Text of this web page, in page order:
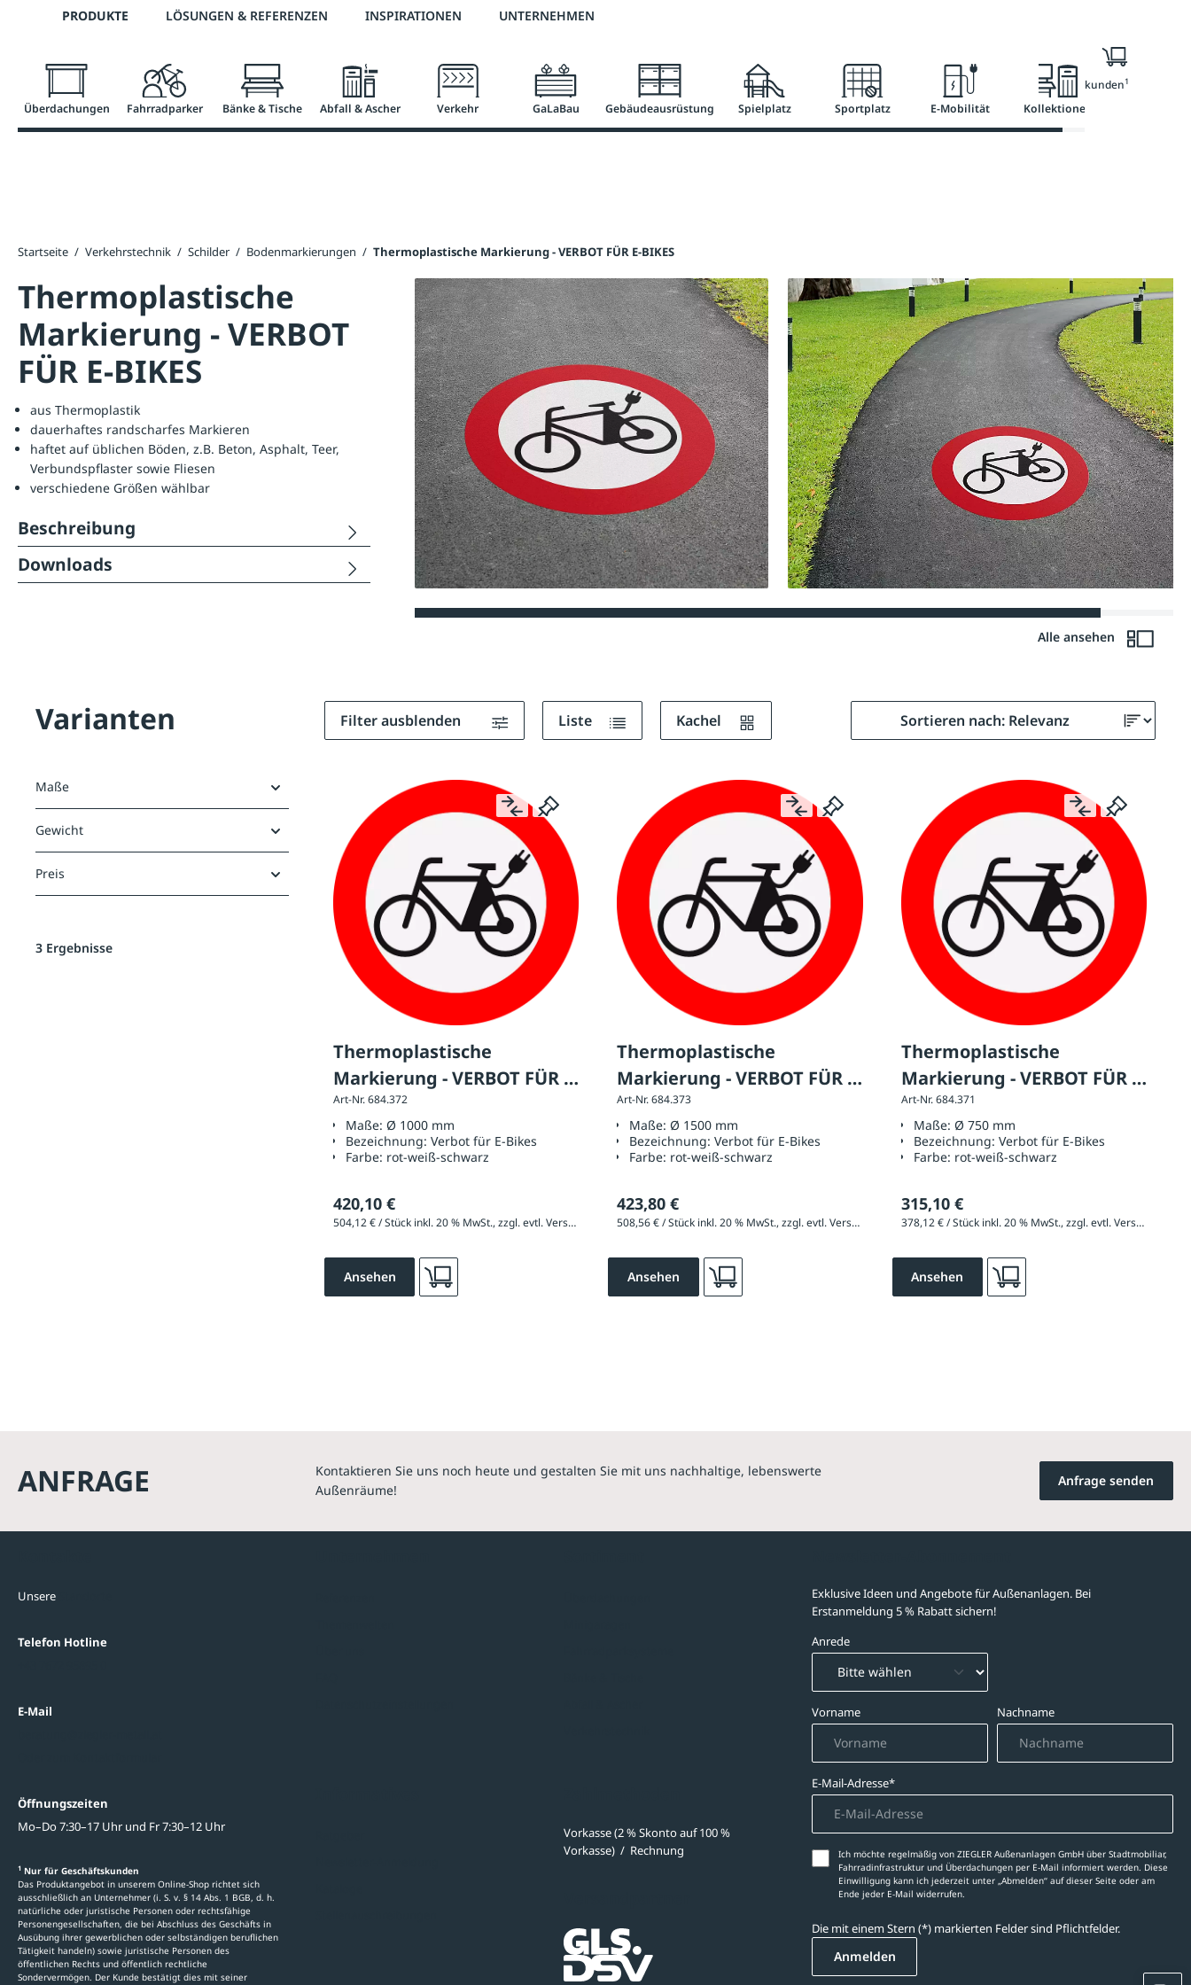
Zur Hauptnavigation springen
Telefon: +43 7672 95895 0 3 % Online-Rabatt versandkostenfrei ab 50 €
PRODUKTE LÖSUNGEN & REFERENZEN INSPIRATIONEN UNTERNEHMEN
Überdachungen Fahrradparker Bänke & Tische Abfall & Ascher Verkehr GaLaBau Gebäudeausrüstung Spielplatz Sportplatz E-Mobilität Kollektionen
Nur für Geschäftskunden1
Startseite / Verkehrstechnik / Schilder / Bodenmarkierungen / Thermoplastische Markierung - VERBOT FÜR E-BIKES
Thermoplastische
Markierung - VERBOT
FÜR E-BIKES
Alle ansehen
aus Thermoplastik
dauerhaftes randscharfes Markieren
haftet auf üblichen Böden, z.B. Beton, Asphalt, Teer,
Verbundspflaster sowie Fliesen
verschiedene Größen wählbar
Beschreibung
Downloads
Varianten
Maße
Gewicht
Preis
3 Ergebnisse
Filter ausblenden Liste Kachel
Thermoplastische
Markierung - VERBOT FÜR E-
BIKES Ø 1000 mm
Art-Nr. 684.372
Maße: Ø 1000 mm
Bezeichnung: Verbot für E-Bikes
Farbe: rot-weiß-schwarz
420,10 €
504,12 € / Stück inkl. 20 % MwSt., zzgl. evtl. Versandkosten
Ansehen
Thermoplastische
Markierung - VERBOT FÜR E-
BIKES Ø 1500 mm
Art-Nr. 684.373
Maße:Ø 1500 mm
Bezeichnung:Verbot für E-Bikes
Farbe: rot-weiß-schwarz
423,80 €
508,56 € / Stück inkl. 20 % MwSt., zzgl. evtl. Versandkosten
Ansehen
Thermoplastische
Markierung - VERBOT FÜR E-
BIKES Ø 750 mm
Art-Nr. 684.371
Maße: Ø 750 mm
Bezeichnung: Verbot für E-Bikes
Farbe: rot-weiß-schwarz
315,10 €
378,12 € / Stück inkl. 20 % MwSt., zzgl. evtl. Versandkosten
Ansehen
ANFRAGE
Kontaktieren Sie uns noch heute und gestalten Sie mit uns nachhaltige, lebenswerte
Außenräume!
Anfrage senden
Unsere
Telefon Hotline
E-Mail
Öffnungszeiten
Mo–Do 7:30–17 Uhr und Fr 7:30–12 Uhr
1 Nur für Geschäftskunden
Das Produktangebot in unserem Online-Shop richtet sich
ausschließlich an Unternehmer (i. S. v. § 14 Abs. 1 BGB, d. h.
natürliche oder juristische Personen oder rechtsfähige
Personengesellschaften, die bei Abschluss des Geschäfts in
Ausübung ihrer gewerblichen oder selbständigen beruflichen
Tätigkeit handeln) sowie juristische Personen des
öffentlichen Rechts und öffentlich rechtliche
Sondervermögen. Der Kunde bestätigt dies mit seiner
Vorkasse (2 % Skonto auf 100 %
Vorkasse) / Rechnung
Exklusive Ideen und Angebote für Außenanlagen. Bei
Erstanmeldung 5 % Rabatt sichern!
Anrede
Vorname Nachname
E-Mail-Adresse*
Ich möchte regelmäßig von ZIEGLER Außenanlagen GmbH über Stadtmobiliar,
Fahrradinfrastruktur und Überdachungen per E-Mail informiert werden. Diese
Einwilligung kann ich jederzeit unter „Abmelden‘‘ auf dieser Seite oder am
Ende jeder E-Mail widerrufen.
Die mit einem Stern (*) markierten Felder sind Pflichtfelder.
Anmelden